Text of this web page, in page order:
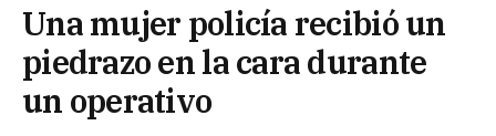
Una mujer policía recibió un
piedrazo en la cara durante
un operativo